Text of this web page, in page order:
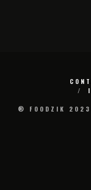
® FOODZIK 2023